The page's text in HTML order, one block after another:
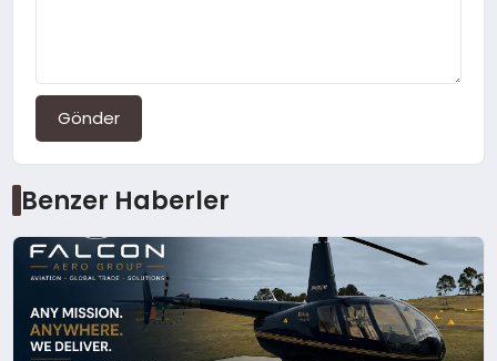
Gönder
Benzer Haberler